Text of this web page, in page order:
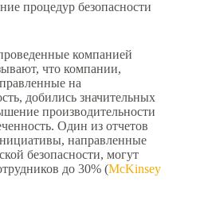
процедур безопасности
компанией
что компании,
на
добились значительных
производительности
Один из отчетов
направленные
безопасности, могут
до 30% (McKinsey